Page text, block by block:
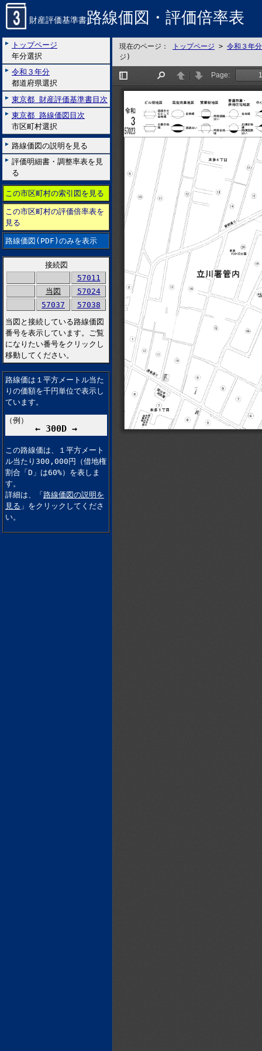
財産評価基準書路線価図・評価倍率表
トップページ
年分選択
令和３年分
都道府県選択
東京都 財産評価基準書目次
東京都 路線価図目次
市区町村選択
路線価図の説明を見る
評価明細書・調整率表を見
る
この市区町村の索引図を見る
この市区町村の評価倍率表を
見る
路線価図(PDF)のみを表示
接続図
57011
当図
57024
57037
57038
当図と接続している路線価図
番号を表示しています。ご覧
になりたい番号をクリックし
移動してください。
路線価は１平方メートル当た
りの価額を千円単位で表示し
ています。
（例）
← 300D →
この路線価は、１平方メート
ル当たり300,000円（借地権
割合「D」は60%）を表しま
す。
詳細は、「 路線価図の説明を
見る 」をクリックしてくださ
い。
現在のページ： トップページ > 令和３年分
ジ)